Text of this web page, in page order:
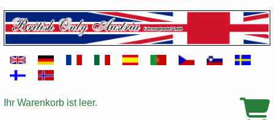
Warenkorb
Ihr Warenkorb ist leer.